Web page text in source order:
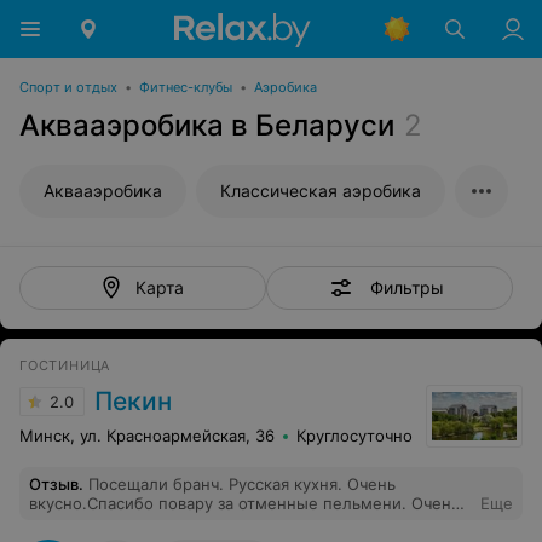
Спорт и отдых • Фитнес-клубы • Аэробика
Аквааэробика в Беларуси 2
Аквааэробика Классическая аэробика
Карта Фильтры
ГОСТИНИЦА
2.0 Пекин
Минск, ул. Красноармейская, 36 Круглосуточно
Отзыв. Посещали бранч. Русская кухня. Очень
вкусно.Спасибо повару за отменные пельмени. Очень
Еще